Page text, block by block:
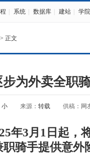
系统 数据库 建站 学院
> 正文
为外卖全职
小 来源： 转载 供稿：网
年3月1日起，
骑手提供意外